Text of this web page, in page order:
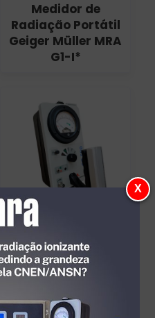
Medidor de
Radiação Portátil
Geiger Müller MRA
G1-I*
Medidor de
Radiação Portátil
MRA GP-500
X